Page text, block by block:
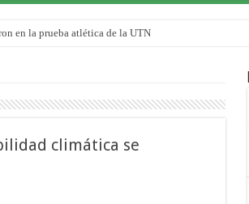
en la prueba atlética de la UTN
Aníbal Sampayo
climática se